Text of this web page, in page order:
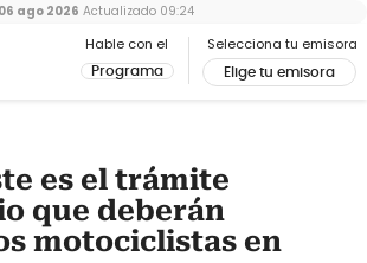
Hable con el
Programa
Selecciona tu emisora
Elige tu emisora
06 ago 2026 Actualizado 09:24
es el trámite
que deberán
motociclistas en